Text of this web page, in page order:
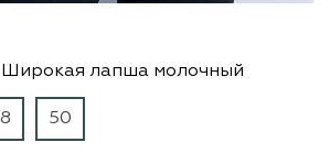
лапша молочный
50